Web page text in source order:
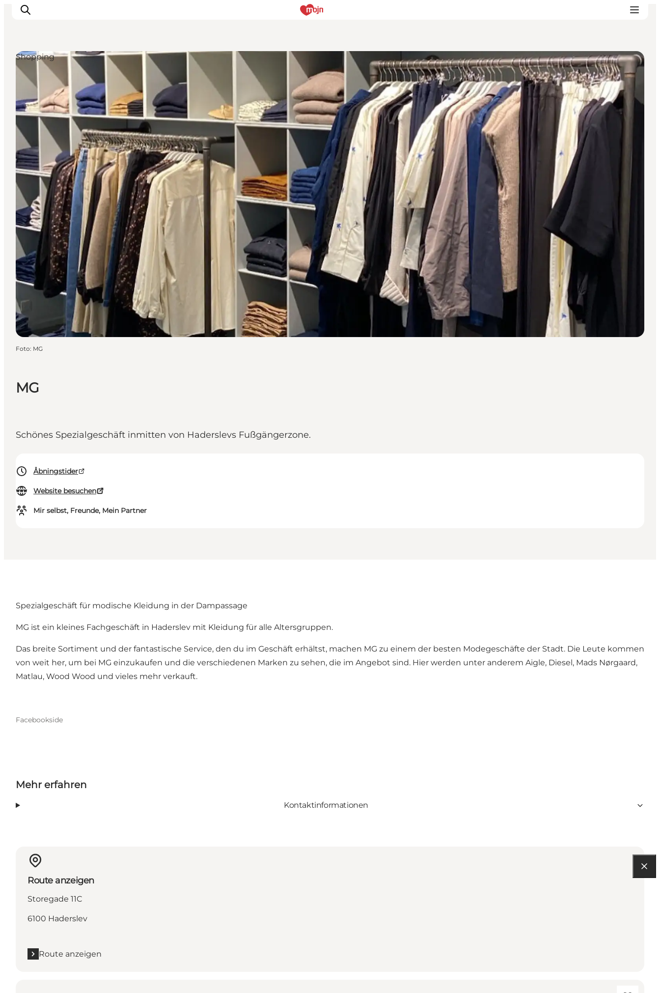
Erlebnisse
Städte und Regionen
Events
Übernachtung
Plane deine Reise
Booking
MG
Schönes Spezialgeschäft inmitten von Haderslevs Fußgängerzone.
Åbningstider
Website besuchen
Mir selbst, Freunde, Mein Partner
Shopping
Foto: MG
Spezialgeschäft für modische Kleidung in der Dampassage
MG ist ein kleines Fachgeschäft in Haderslev mit Kleidung für alle Altersgruppen.
Das breite Sortiment und der fantastische Service, den du im Geschäft erhältst, machen MG zu einem der besten Modegeschäfte der Stadt. Die Leute kommen
von weit her, um bei MG einzukaufen und die verschiedenen Marken zu sehen, die im Angebot sind. Hier werden unter anderem Aigle, Diesel, Mads Nørgaard,
Matlau, Wood Wood und vieles mehr verkauft.
Facebookside
Mehr erfahren
Kontaktinformationen
Route anzeigen
Storegade 11C
6100 Haderslev
Route anzeigen